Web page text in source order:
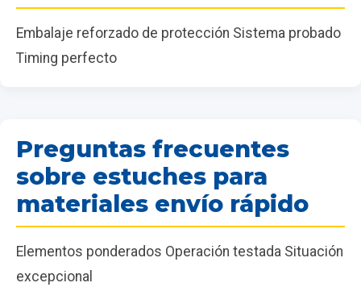
Embalaje reforzado de protección Sistema probado
Timing perfecto
Preguntas frecuentes
sobre estuches para
materiales envío rápido
Elementos ponderados Operación testada Situación
excepcional